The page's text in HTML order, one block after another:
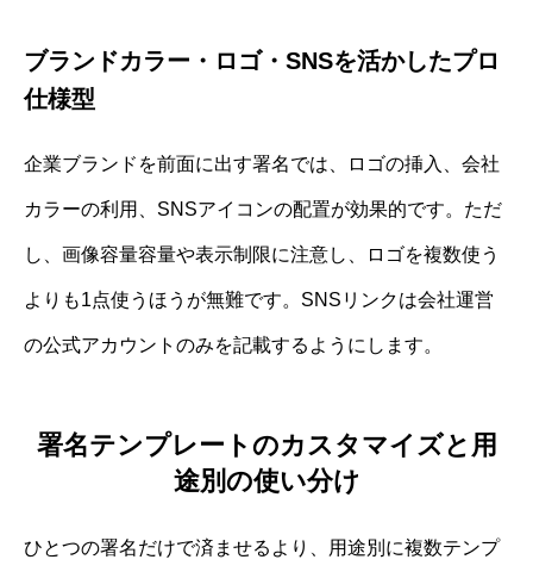
ブランドカラー・ロゴ・SNSを活かしたプロ
仕様型
企業ブランドを前面に出す署名では、ロゴの挿入、会社
カラーの利用、SNSアイコンの配置が効果的です。ただ
し、画像容量容量や表示制限に注意し、ロゴを複数使う
よりも1点使うほうが無難です。SNSリンクは会社運営
の公式アカウントのみを記載するようにします。
署名テンプレートのカスタマイズと用
途別の使い分け
ひとつの署名だけで済ませるより、用途別に複数テンプ